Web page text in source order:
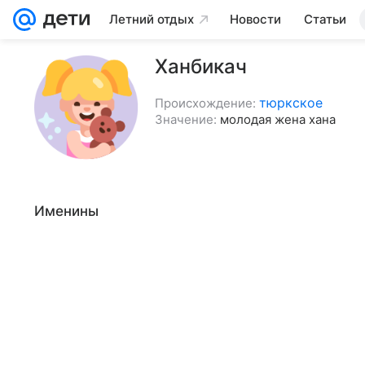
Летний отдых Новости Статьи
Ханбикач
Происхождение: тюркское
Значение: молодая жена хана
Именины